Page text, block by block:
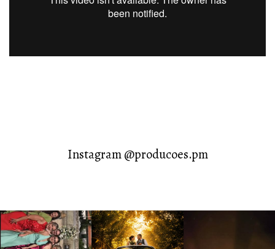
Instagram @producoes.pm